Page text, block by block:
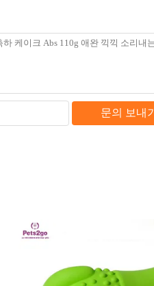
문의 보내기